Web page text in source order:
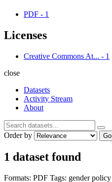
PDF - 1
Licenses
Creative Commons At... - 1
close
Datasets
Activity Stream
About
Order by Go
1 dataset found
Formats: PDF Tags: genderpolicy